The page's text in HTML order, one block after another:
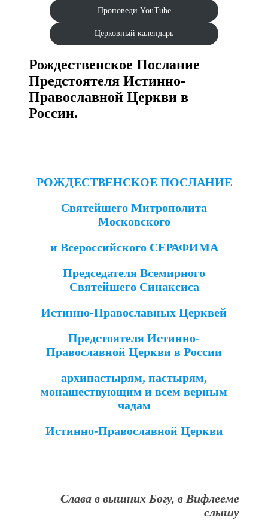
Проповеди YouTube
Церковный календарь
Рождественское Послание
Предстоятеля Истинно-
Православной Церкви в
России.
РОЖДЕСТВЕНСКОЕ ПОСЛАНИЕ
Святейшего Митрополита
Московского
и Всероссийского СЕРАФИМА
Председателя Всемирного
Святейшего Синаксиса
Истинно-Православных Церквей
Предстоятеля Истинно-
Православной Церкви в России
архипастырям, пастырям,
монашествующим и всем верным
чадам
Истинно-Православной Церкви
Слава в вышних Богу, в Вифлееме
слышу